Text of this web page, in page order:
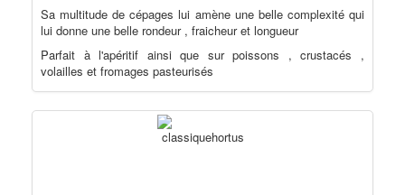
Sa multitude de cépages lui amène une belle complexité qui
lui donne une belle rondeur , fraicheur et longueur
Parfait à l'apéritif ainsi que sur poissons , crustacés ,
volailles et fromages pasteurisés